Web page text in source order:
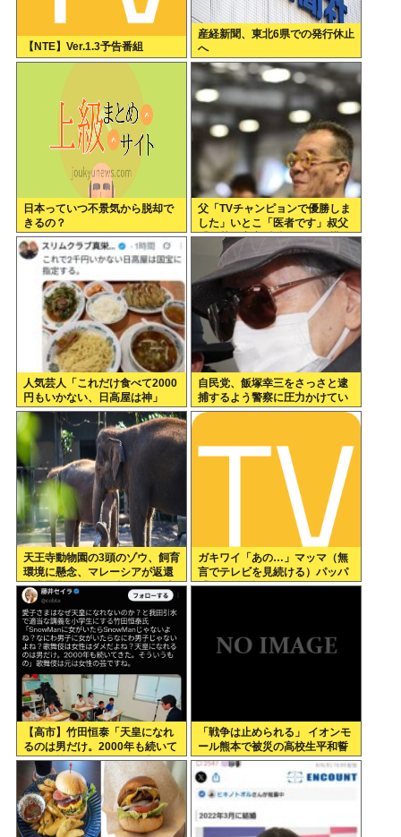
【NTE】Ver.1.3予告番組
産経新聞、東北6県での発行休止
へ
日本っていつ不景気から脱却で
きるの？
父「TVチャンピョンで優勝しま
した」いとこ「医者です」叔父
「三菱の宇宙/防衛開発の結構偉
い人です」
人気芸人「これだけ食べて2000
円もいかない、日高屋は神」
自民党、飯塚幸三をさっさと逮
捕するよう警察に圧力かけてい
たwww
天王寺動物園の3頭のゾウ、飼育
環境に懸念、マレーシアが返還
要求署名17万人。酷すぎる日本
の動物園
ガキワイ「あの…」マッマ（無
言でテレビを見続ける）パッパ
「おい?勉強しろや?」
【高市】竹田恒泰「天皇になれ
るのは男だけ。2000年も続いて
きた伝統。歌舞伎も女は駄目だ
よね？」
「戦争は止められる」 イオンモ
ール熊本で被災の高校生平和誓
う